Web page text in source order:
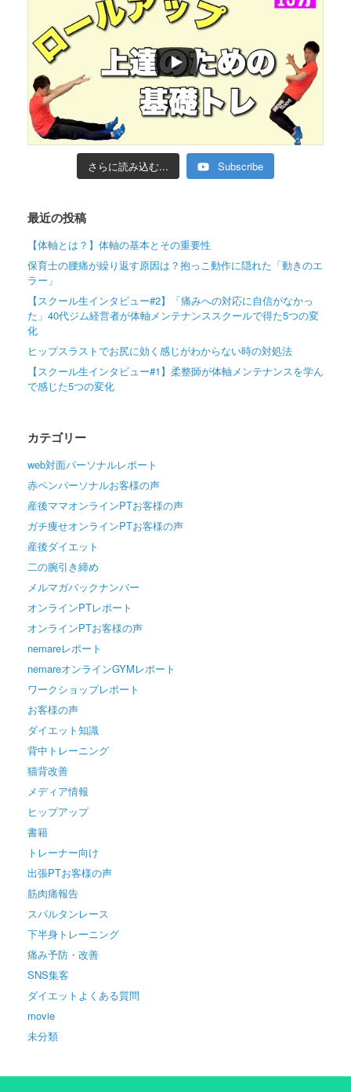
さらに読み込む... Subscribe
最近の投稿
【体軸とは？】体軸の基本とその重要性
保育士の腰痛が繰り返す原因は？抱っこ動作に隠れた「動きのエ
ラー」
【スクール生インタビュー#2】「痛みへの対応に自信がなかっ
た」40代ジム経営者が体軸メンテナンススクールで得た5つの変
化
ヒップスラストでお尻に効く感じがわからない時の対処法
【スクール生インタビュー#1】柔整師が体軸メンテナンスを学ん
で感じた5つの変化
カテゴリー
web対面パーソナルレポート
赤ペンパーソナルお客様の声
産後ママオンラインPTお客様の声
ガチ痩せオンラインPTお客様の声
産後ダイエット
二の腕引き締め
メルマガバックナンバー
オンラインPTレポート
オンラインPTお客様の声
nemareレポート
nemareオンラインGYMレポート
ワークショップレポート
お客様の声
ダイエット知識
背中トレーニング
猫背改善
メディア情報
ヒップアップ
書籍
トレーナー向け
出張PTお客様の声
筋肉痛報告
スパルタンレース
下半身トレーニング
痛み予防・改善
SNS集客
ダイエットよくある質問
movie
未分類